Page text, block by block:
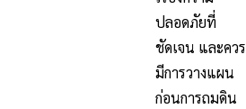
ปลอดภัยที่
ชัดเจน และควร
มีการวางแผน
ก่อนการถมดิน